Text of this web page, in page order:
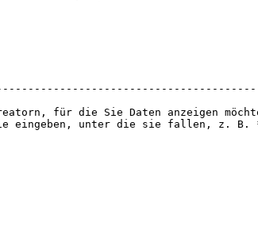
für die Sie Daten anzeigen
eingeben, unter die sie fallen, z. B.